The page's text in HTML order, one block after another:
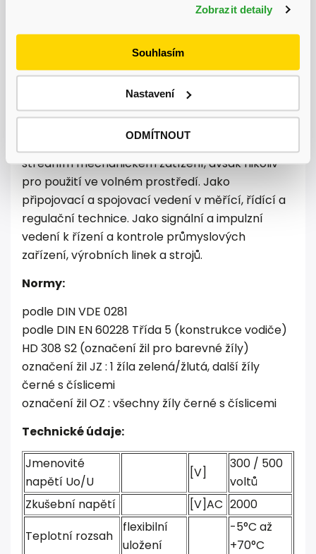
Zobrazit detaily
Souhlasím
Nastavení
ODMÍTNOUT
Detailní popis produktu
Použití:
středním mechanickém zatížení, avšak nikoliv
pro použití ve volném prostředí. Jako
připojovací a spojovací vedení v měřící, řídící a
regulační technice. Jako signální a impulzní
vedení k řízení a kontrole průmyslových
zařízení, výrobních linek a strojů.
Normy:
podle DIN VDE 0281
podle DIN EN 60228 Třída 5 (konstrukce vodiče)
HD 308 S2 (označení žil pro barevné žíly)
označení žil JZ : 1 žíla zelená/žlutá, další žíly
černé s číslicemi
označení žil OZ : všechny žíly černé s číslicemi
Technické údaje:
Jmenovité
napětí Uo/U
[V]
300 / 500
voltů
Zkušební napětí
[V]AC 2000
Teplotní rozsah
flexibilní
uložení
-5°C až
+70°C